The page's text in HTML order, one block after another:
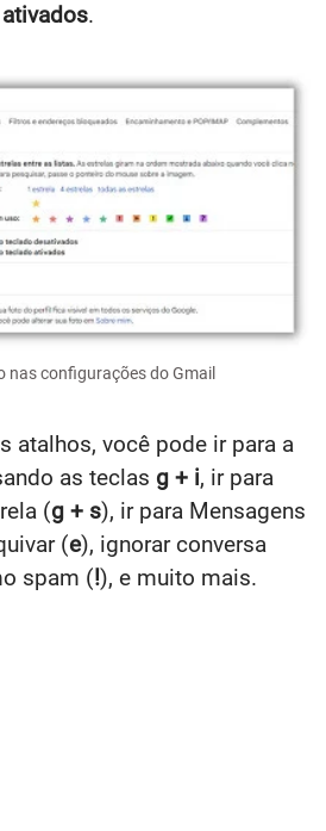
.
nas configurações do Gmail
atalhos, você pode ir para a
as teclas g + i, ir para
(g + s), ir para Mensagens
(e), ignorar conversa
spam (!), e muito mais.